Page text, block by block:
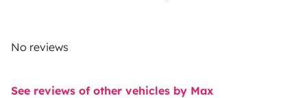
No reviews
See reviews of other vehicles by Max